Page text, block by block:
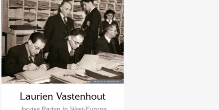
Laurien Vastenhout, ‘Joodse
raden’ in West-Europa tijdens de
Duitse bezetting